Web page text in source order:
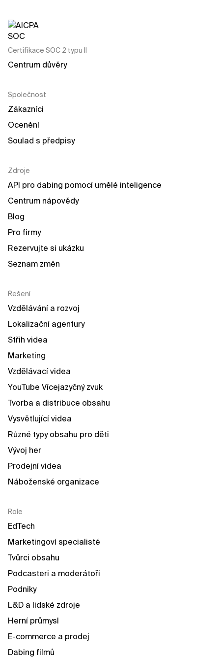
Certifikace SOC 2 typu II
Centrum důvěry
Společnost
Zákazníci
Ocenění
Soulad s předpisy
Zdroje
API pro dabing pomocí umělé inteligence
Centrum nápovědy
Blog
Pro firmy
Rezervujte si ukázku
Seznam změn
Řešení
Vzdělávání a rozvoj
Lokalizační agentury
Střih videa
Marketing
Vzdělávací videa
YouTube Vícejazyčný zvuk
Tvorba a distribuce obsahu
Vysvětlující videa
Různé typy obsahu pro děti
Vývoj her
Prodejní videa
Náboženské organizace
Role
EdTech
Marketingoví specialisté
Tvůrci obsahu
Podcasteri a moderátoři
Podniky
L&D a lidské zdroje
Herní průmysl
E-commerce a prodej
Dabing filmů